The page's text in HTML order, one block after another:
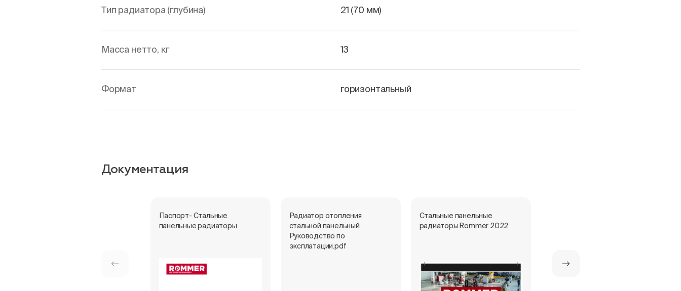
Тип радиатора (глубина) 21 (70 мм)
Масса нетто, кг 13
Формат горизонтальный
Документация
Паспорт- Стальные
панельные радиаторы
Радиатор отопления
стальной панельный
Руководство по
эксплатации.pdf
Стальные панельные
радиаторы Rommer 2022